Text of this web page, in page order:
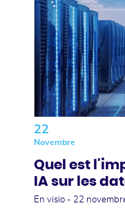
22
Novembre
Quel est
IA sur les
En visio - 22